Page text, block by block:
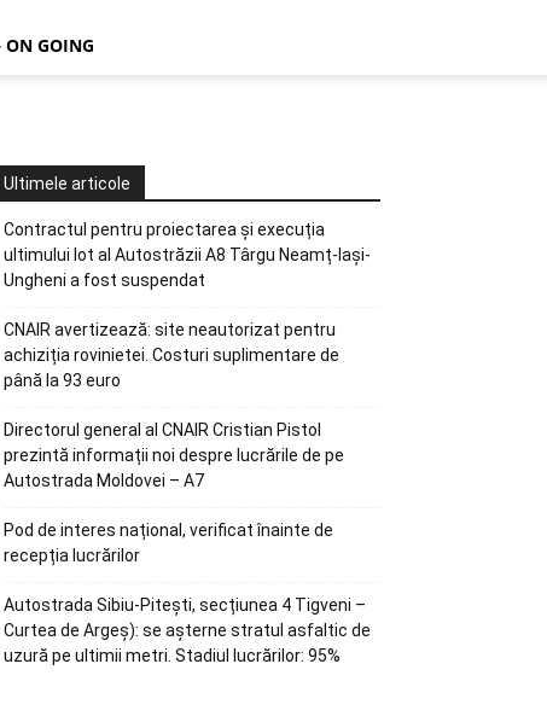
ON GOING
Ultimele articole
Contractul pentru proiectarea și execuția
ultimului lot al Autostrăzii A8 Târgu Neamț-Iași-
Ungheni a fost suspendat
CNAIR avertizează: site neautorizat pentru
achiziția rovinietei. Costuri suplimentare de
până la 93 euro
Directorul general al CNAIR Cristian Pistol
prezintă informații noi despre lucrările de pe
Autostrada Moldovei – A7
Pod de interes național, verificat înainte de
recepția lucrărilor
Autostrada Sibiu-Pitești, secțiunea 4 Tigveni –
Curtea de Argeș): se așterne stratul asfaltic de
uzură pe ultimii metri. Stadiul lucrărilor: 95%